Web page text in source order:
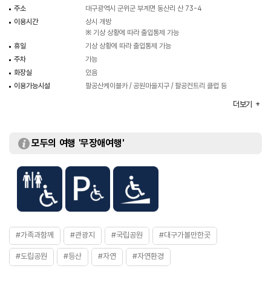
주소
대구광역시 군위군 부계면 동산리 산 73-4
이용시간
상시 개방
※ 기상 상황에 따라 출입통제 가능
휴일
기상 상황에 따라 출입통제 가능
주차
가능
화장실
있음
이용가능시설
팔공산케이블카 / 공원마을지구 / 팔공컨트리 클럽 등
더보기
모두의 여행 '무장애여행'
#가족과함께 #관광지 #국립공원 #대구가볼만한곳
#도립공원 #등산 #자연 #자연환경